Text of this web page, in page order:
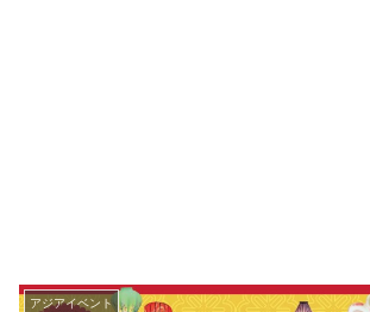
アジアイベント